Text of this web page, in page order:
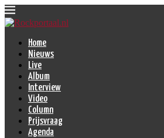
Home
Nieuws
Live
Album
Interview
Video
Column
Prijsvraag
Agenda